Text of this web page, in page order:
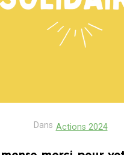
Dans Actions 2024